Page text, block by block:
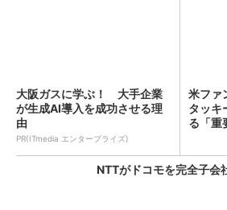
大阪ガスに学ぶ！ 大手企業
が生成AI導入を成功させる理
由
PR(ITmedia エンタープライズ)
米ファ
タッ
る「重
NTTがドコモを完全子